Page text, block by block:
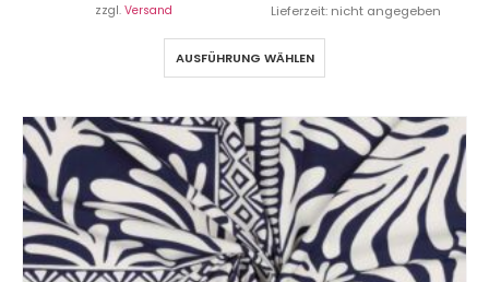
zzgl. Versand Lieferzeit: nicht angegeben
AUSFÜHRUNG WÄHLEN